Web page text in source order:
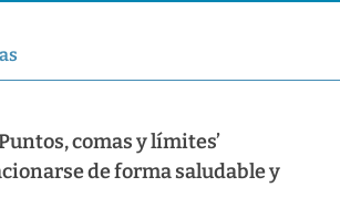
de herramientas
comas y límites’
de forma saludable y